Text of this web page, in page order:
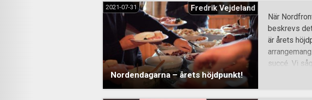
varje nation
till? Hur
man genom
av att köpa
Nordendagarna – årets höjdpunkt!
2021-07-31
Fredrik Vejdeland
När
beskrevs
är årets
succé. Vi
Årets